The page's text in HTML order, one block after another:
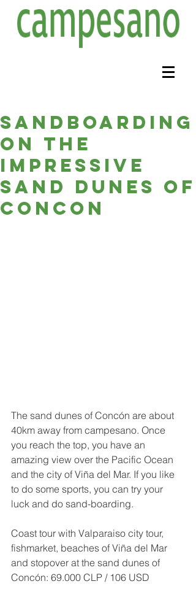
Sandboarding
on the
impressive
sand dunes of
Concon
​The sand dunes of Concón are about
40km away from campesano. Once
you reach the top, you have an
amazing view over the Pacific Ocean
and the city of Viña del Mar. If you like
to do some sports, you can try your
luck and do sand-boarding.
Coast tour with Valparaiso city tour,
fishmarket, beaches of Viña del Mar
and stopover at the sand dunes of
Concón: 69.000 CLP / 106 USD